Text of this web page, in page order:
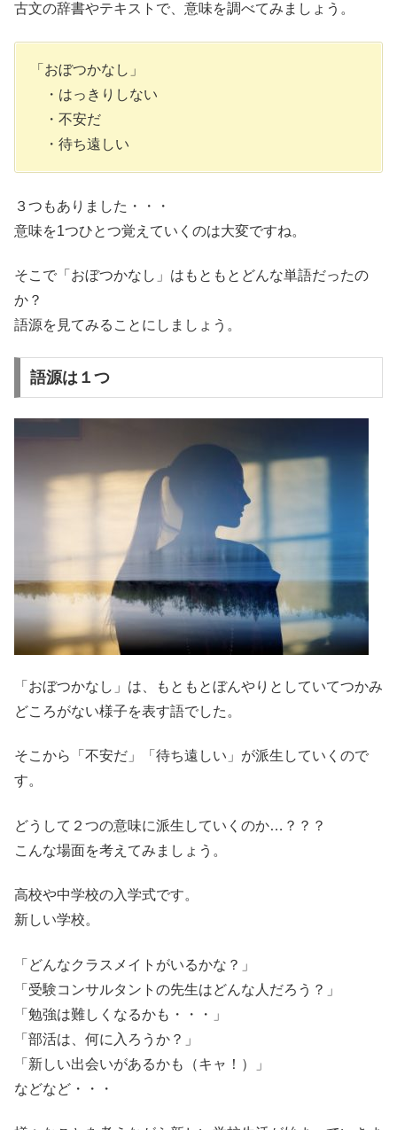
古文の辞書やテキストで、意味を調べてみましょう。
「おぼつかなし」
・はっきりしない
・不安だ
・待ち遠しい
３つもありました・・・
意味を1つひとつ覚えていくのは大変ですね。
そこで「おぼつかなし」は もともとどんな単語だったの
か ？
語源を見てみることにしましょう。
語源は１つ
「おぼつかなし」は、もともとぼんやりとしていてつかみ
どころがない様子を表す語でした。
そこから「不安だ」「待ち遠しい」が派生していくので
す。
どうして２つの意味に派生していくのか…？？？
こんな場面を考えてみましょう。
高校や中学校の入学式です。
新しい学校。
「どんなクラスメイトがいるかな？」
「受験コンサルタントの先生はどんな人だろう？」
「勉強は難しくなるかも・・・」
「部活は、何に入ろうか？」
「新しい出会いがあるかも（キャ！）」
などなど・・・